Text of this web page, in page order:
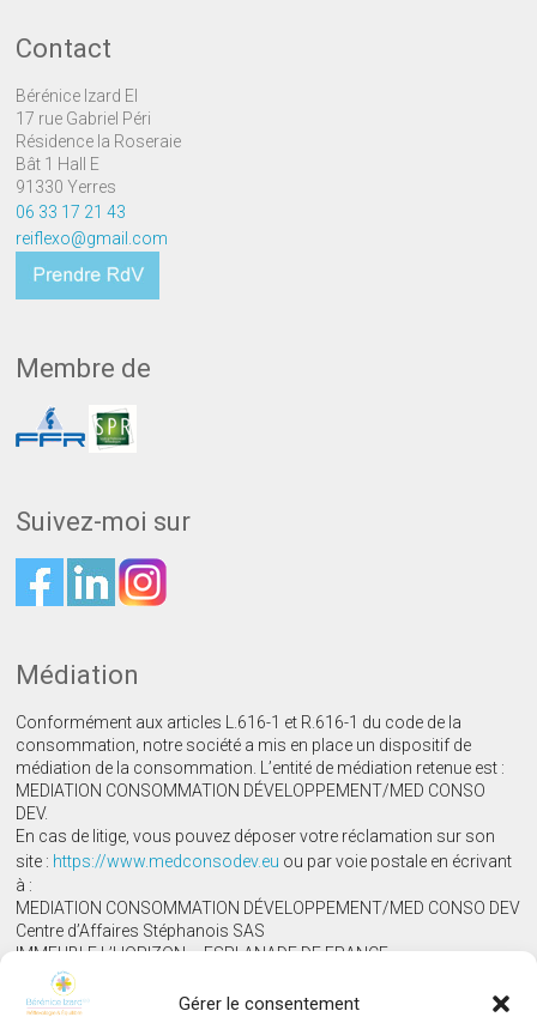
Gérer le consentement
Contact
Bérénice Izard EI
17 rue Gabriel Péri
Résidence la Roseraie
Bât 1 Hall E
91330 Yerres
06 33 17 21 43
reiflexo@gmail.com
Membre de
Suivez-moi sur
Médiation
Conformément aux articles L.616-1 et R.616-1 du code de la
consommation, notre société a mis en place un dispositif de
médiation de la consommation. L’entité de médiation retenue est :
MEDIATION CONSOMMATION DÉVELOPPEMENT/MED CONSO
DEV.
En cas de litige, vous pouvez déposer votre réclamation sur son
site : https://www.medconsodev.eu ou par voie postale en écrivant
à :
MEDIATION CONSOMMATION DÉVELOPPEMENT/MED CONSO DEV
Centre d’Affaires Stéphanois SAS
IMMEUBLE L’HORIZON – ESPLANADE DE FRANCE
3, RUE J. CONSTANT MILLERET – 42000 SAINT-ÉTIENNE